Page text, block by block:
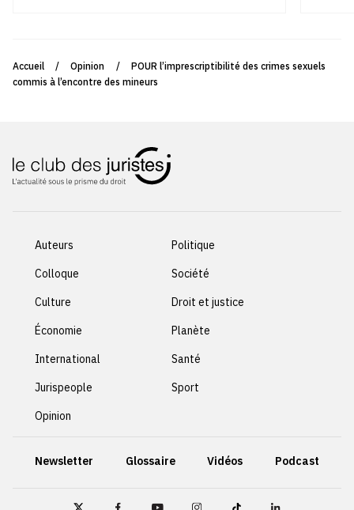
Accueil / Opinion /
POUR l’imprescriptibilité des crimes sexuels
commis à l’encontre des mineurs
Auteurs
Colloque
Culture
Économie
International
Jurispeople
Opinion
Politique
Société
Droit et justice
Planète
Santé
Sport
Newsletter Glossaire Vidéos Podcast